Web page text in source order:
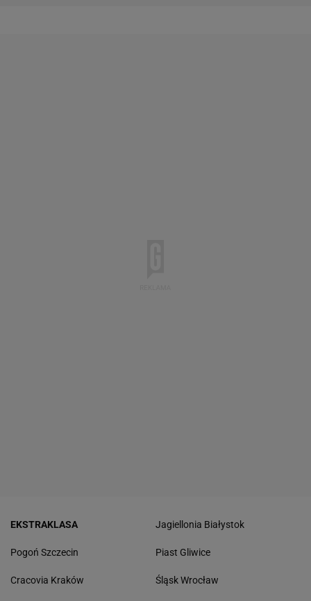
EKSTRAKLASA
Pogoń Szczecin
Cracovia Kraków
Jagiellonia Białystok
Piast Gliwice
Śląsk Wrocław